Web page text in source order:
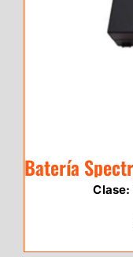
Clase: